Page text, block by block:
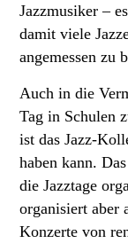
Jazzmusiker –
damit viele
angemessen zu
Auch in die
Tag in Schulen
ist das Jazz-
haben kann.
die Jazztage
organisiert aber
Konzerte von